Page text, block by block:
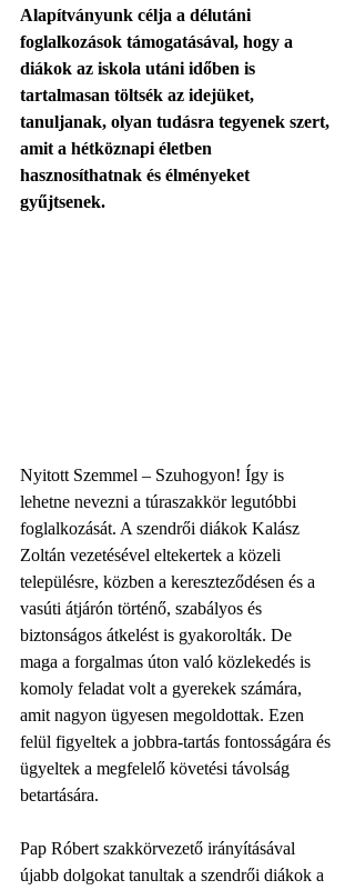
Alapítványunk célja a délutáni
foglalkozások támogatásával, hogy a
diákok az iskola utáni időben is
tartalmasan töltsék az idejüket,
tanuljanak, olyan tudásra tegyenek szert,
amit a hétköznapi életben
hasznosíthatnak és élményeket
gyűjtsenek.
Nyitott Szemmel – Szuhogyon! Így is
lehetne nevezni a túraszakkör legutóbbi
foglalkozását. A szendrői diákok Kalász
Zoltán vezetésével eltekertek a közeli
településre, közben a kereszteződésen és a
vasúti átjárón történő, szabályos és
biztonságos átkelést is gyakorolták. De
maga a forgalmas úton való közlekedés is
komoly feladat volt a gyerekek számára,
amit nagyon ügyesen megoldottak. Ezen
felül figyeltek a jobbra-tartás fontosságára és
ügyeltek a megfelelő követési távolság
betartására.
Pap Róbert szakkörvezető irányításával
újabb dolgokat tanultak a szendrői diákok a